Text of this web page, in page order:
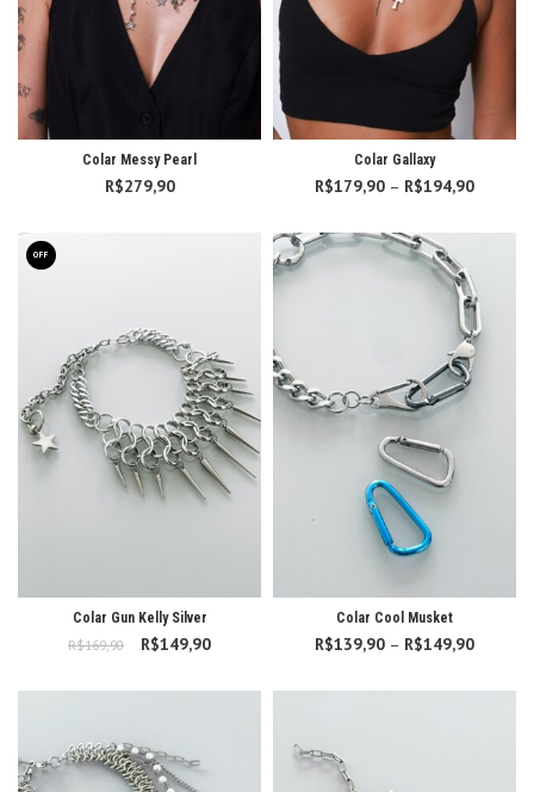
Colar Messy Pearl
R$279,90
Colar Gallaxy
R$179,90 – R$194,90
OFF
Colar Gun Kelly Silver
R$169,90
O preço original
R$149,90
R$149,90.
Colar Cool Musket
R$139,90 – R$149,90